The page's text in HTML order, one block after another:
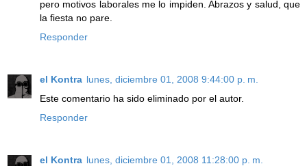
pero motivos laborales me lo impiden. Abrazos y salud, que
la fiesta no pare.
Responder
el Kontra lunes, diciembre 01, 2008 9:44:00 p. m.
Este comentario ha sido eliminado por el autor.
Responder
el Kontra lunes, diciembre 01, 2008 11:28:00 p. m.